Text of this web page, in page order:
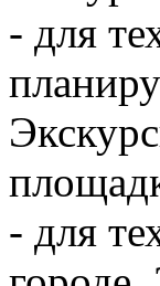
- для
- для